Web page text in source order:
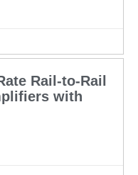
Rail-to-Rail
with